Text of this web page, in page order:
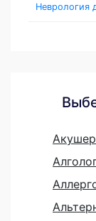
Неврология